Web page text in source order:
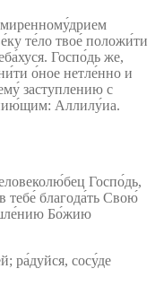
те́ло твое́ положи́ти
Госпо́дь же,
о́ное нетле́нно и
заступлению с
Аллилу́иа.
Госпо́дь,
тебе́ благода́ть Свою́
Бо́жию
ра́дуйся, сосу́де